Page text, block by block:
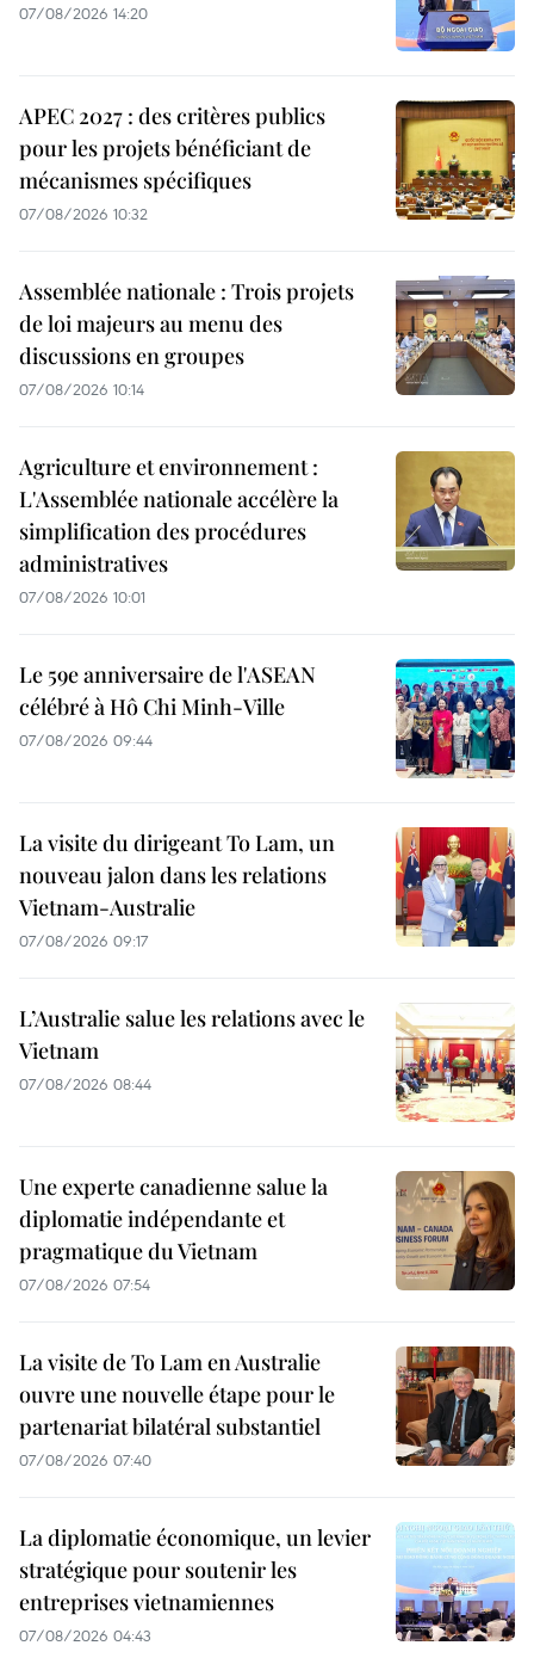
07/08/2026 14:20
APEC 2027 : des critères publics
pour les projets bénéficiant de
mécanismes spécifiques
07/08/2026 10:32
Assemblée nationale : Trois projets
de loi majeurs au menu des
discussions en groupes
07/08/2026 10:14
Agriculture et environnement :
L'Assemblée nationale accélère la
simplification des procédures
administratives
07/08/2026 10:01
Le 59e anniversaire de l'ASEAN
célébré à Hô Chi Minh-Ville
07/08/2026 09:44
La visite du dirigeant To Lam, un
nouveau jalon dans les relations
Vietnam-Australie
07/08/2026 09:17
L’Australie salue les relations avec le
Vietnam
07/08/2026 08:44
Une experte canadienne salue la
diplomatie indépendante et
pragmatique du Vietnam
07/08/2026 07:54
La visite de To Lam en Australie
ouvre une nouvelle étape pour le
partenariat bilatéral substantiel
07/08/2026 07:40
La diplomatie économique, un levier
stratégique pour soutenir les
entreprises vietnamiennes
07/08/2026 04:43